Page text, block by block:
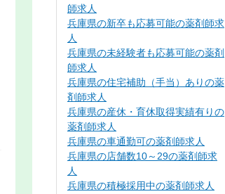
師求人
兵庫県の新卒も応募可能の薬剤師求
人
兵庫県の未経験者も応募可能の薬剤
師求人
兵庫県の住宅補助（手当）ありの薬
剤師求人
兵庫県の産休・育休取得実績有りの
薬剤師求人
兵庫県の車通勤可の薬剤師求人
兵庫県の店舗数10～29の薬剤師求
人
兵庫県の積極採用中の薬剤師求人